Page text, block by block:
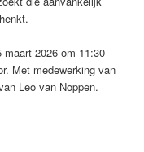
2026 om 11:30
Met medewerking van
Leo van Noppen.